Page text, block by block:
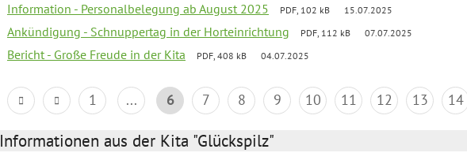
Information - Personalbelegung ab August 2025 PDF, 102 kB 15.07.2025
Ankündigung - Schnuppertag in der Horteinrichtung PDF, 112 kB 07.07.2025
Bericht - Große Freude in der Kita PDF, 408 kB 04.07.2025
1 ... 6 7 8 9 10 11 12 13 14
Informationen aus der Kita "Glückspilz"